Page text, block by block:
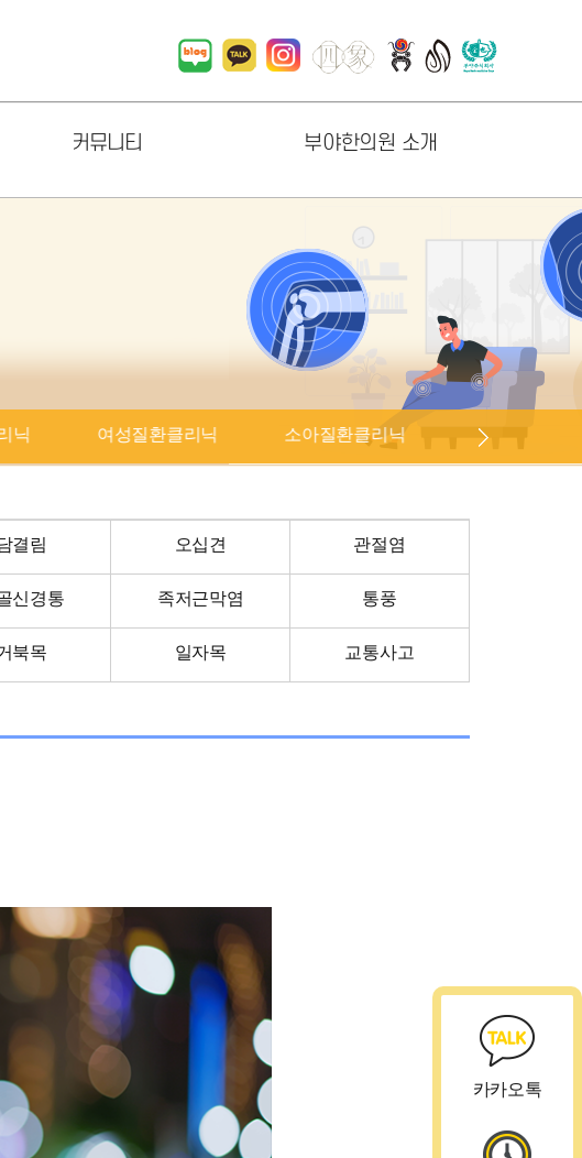
커뮤니티 부야한의원 소개
한의원 소개
원내지도
진료시간
오시는길
협력업체 소개
카카오톡
닉 여성질환클리닉 소아질환클리닉 피부질환클리
결림 오십견 관절염
신경통 족저근막염 통풍
북목 일자목 교통사고